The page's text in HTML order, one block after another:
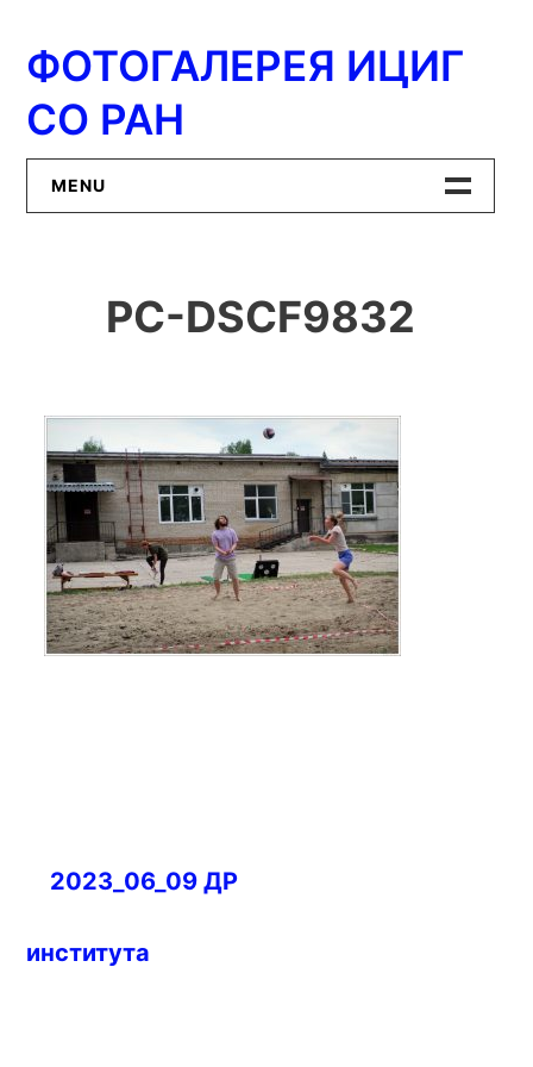
содержимому
ФОТОГАЛЕРЕЯ ИЦИГ
СО РАН
MENU
ИЦиГ СО РАН
PC-DSCF9832
Навигация
записям
2023_06_09 ДР
института